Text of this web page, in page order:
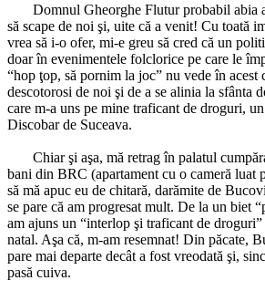
Domnul Gheorghe Flutur probabil abia
să scape de noi şi, uite că a venit! Cu toată
vrea să i-o ofer, mi-e greu să cred că un
doar în evenimentele folclorice pe care le
“hop ţop, să pornim la joc” nu vede în acest
descotorosi de noi şi de a se alinia la sfânta
care m-a uns pe mine traficant de droguri,
Discobar de Suceava.
Chiar şi aşa, mă retrag în palatul
bani din BRC (apartament cu o cameră luat
să mă apuc eu de chitară, darămite de
se pare că am progresat mult. De la un biet
am ajuns un “interlop şi traficant de
natal. Aşa că, m-am resemnat! Din păcate,
pare mai departe decât a fost vreodată şi,
pasă cuiva.